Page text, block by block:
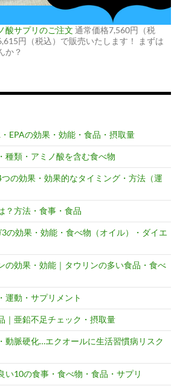
酸サプリのご注文 通常価格7,560円（税
円（税込）で販売いたします！ まずは
か？
EPAの効果・効能・食品・摂取量
種類・アミノ酸を含む食べ物
の効果・効果的なタイミング・方法（運
？方法・食事・食品
の効果・効能・食べ物（オイル）・ダイエ
の効果・効能｜タウリンの多い食品・食べ
運動・サプリメント
｜亜鉛不足チェック・摂取量
動脈硬化…エクオールに生活習慣病リスク
い10の食事・食べ物・食品・サプリ